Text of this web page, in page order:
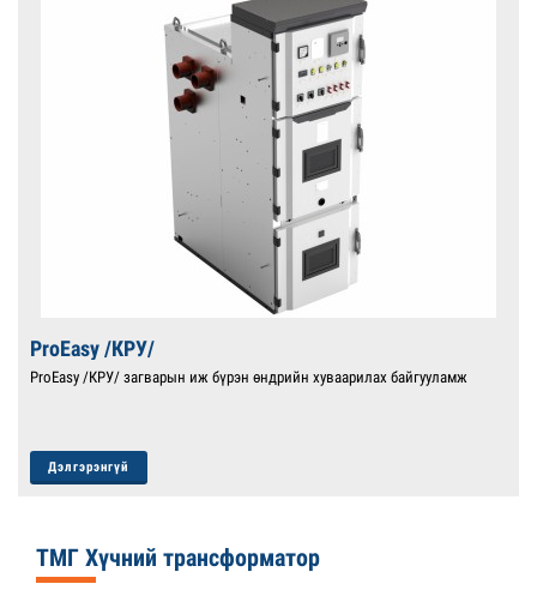
ProEasy /КРУ/
ProEasy /КРУ/ загварын иж бүрэн өндрийн хуваарилах байгууламж
Дэлгэрэнгүй
ТМГ Хүчний трансформатор